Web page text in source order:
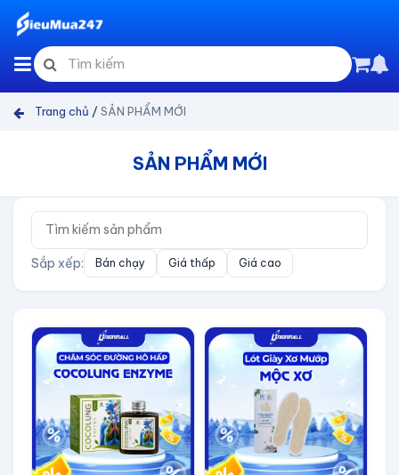
Trang chủ / SẢN PHẨM MỚI
SẢN PHẨM MỚI
Sắp xếp: Bán chạy Giá thấp Giá cao